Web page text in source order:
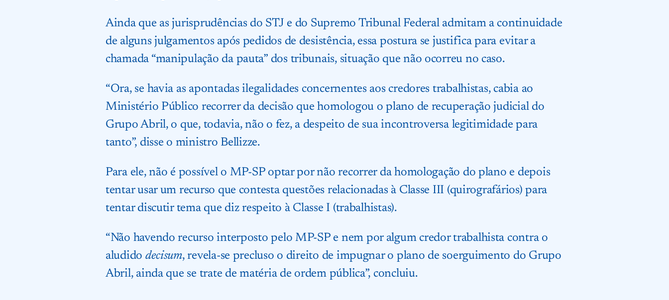
Ainda que as jurisprudências do STJ e do Supremo Tribunal Federal admitam a continuidade
de alguns julgamentos após pedidos de desistência, essa postura se justifica para evitar a
chamada “manipulação da pauta” dos tribunais, situação que não ocorreu no caso.
“Ora, se havia as apontadas ilegalidades concernentes aos credores trabalhistas, cabia ao
Ministério Público recorrer da decisão que homologou o plano de recuperação judicial do
Grupo Abril, o que, todavia, não o fez, a despeito de sua incontroversa legitimidade para
tanto”, disse o ministro Bellizze.
Para ele, não é possível o MP-SP optar por não recorrer da homologação do plano e depois
tentar usar um recurso que contesta questões relacionadas à Classe III (quirografários) para
tentar discutir tema que diz respeito à Classe I (trabalhistas).
“Não havendo recurso interposto pelo MP-SP e nem por algum credor trabalhista contra o
aludido decisum, revela-se precluso o direito de impugnar o plano de soerguimento do Grupo
Abril, ainda que se trate de matéria de ordem pública”, concluiu.